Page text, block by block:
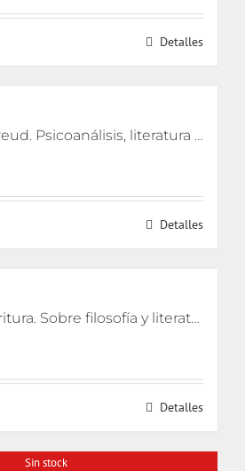
Detalles
La pulsión de Freud. Psicoanálisis, literatura y cine [eBook]
Detalles
Escenas de escritura. Sobre filosofía y literatura [eBook]
Detalles
Sin stock